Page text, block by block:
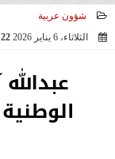
شؤون عربية
الثلاثاء، 6 يناير 2026